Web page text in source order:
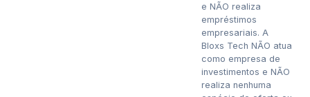
e NÃO realiza
empréstimos
empresariais. A
Bloxs Tech NÃO atua
como empresa de
investimentos e NÃO
realiza nenhuma